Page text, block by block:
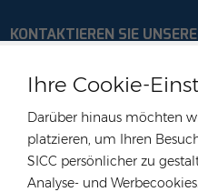
Ihre Cookie-
Darüber hinaus möchten
platzieren, um Ihren
SICC persönlicher zu
Analyse- und
KONTAKTIEREN SIE
Deutschland
Email :
anna@rongstar.com
Büro & Lager :
Aldenhoven,